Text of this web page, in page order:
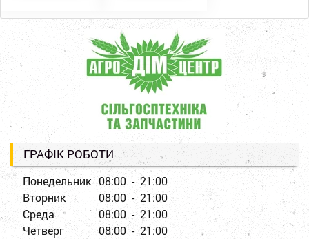
ГРАФІК РОБОТИ
Понедельник 08:00 - 21:00
Вторник
08:00 - 21:00
Среда
08:00 - 21:00
Четверг
08:00 - 21:00